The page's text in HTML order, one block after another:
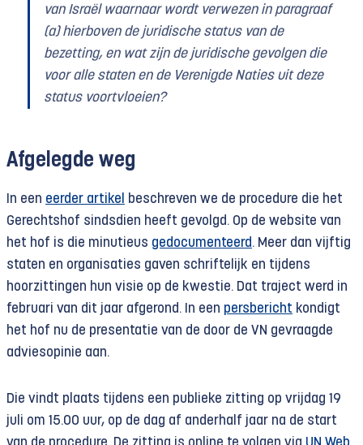
van Israël waarnaar wordt verwezen in paragraaf
(a) hierboven de juridische status van de
bezetting, en wat zijn de juridische gevolgen die
voor alle staten en de Verenigde Naties uit deze
status voortvloeien?
Afgelegde weg
In een eerder artikel
beschreven we de procedure die het
Gerechtshof sindsdien heeft gevolgd. Op de website van
het hof is die minutieus gedocumenteerd. Meer dan vijftig
staten en organisaties gaven schriftelijk en tijdens
hoorzittingen hun visie op de kwestie. Dat traject werd in
februari van dit jaar afgerond. In een persbericht kondigt
het hof nu de presentatie van de door de VN gevraagde
adviesopinie aan.
Die vindt plaats tijdens een publieke zitting op vrijdag 19
juli om 15.00 uur, op de dag af anderhalf jaar na de start